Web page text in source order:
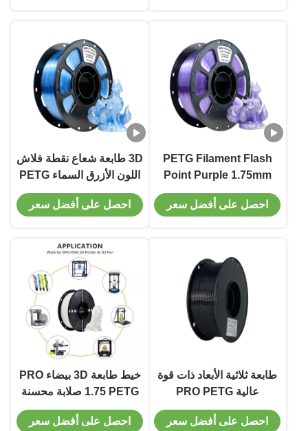
PETG Filament Flash
Point Purple 1.75mm
تكنولوجيا تشكيل FDM 3D
الطباعة
احصل على أفضل سعر
3D طابعة شعاع نقطة فلاش
اللون الأزرق السماء PETG
شعاع 3D طابعة شعاع
1.75mm 1kg
احصل على أفضل سعر
طابعة ثلاثية الأبعاد ذات قوة
عالية PRO PETG
Filament Black
Toughness
احصل على أفضل سعر
خيط طابعة 3D بيضاء PRO
1.75 PETG صلابة محسنة
طلب مخصص
احصل على أفضل سعر